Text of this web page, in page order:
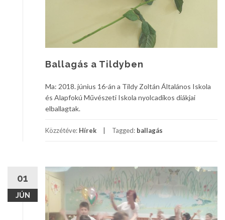
Ballagás a Tildyben
Ma: 2018. június 16-án a Tildy Zoltán Általános Iskola
és Alapfokú Művészeti Iskola nyolcadikos diákjai
elballagtak.
Közzétéve: Hírek Tagged: ballagás
01
JÚN